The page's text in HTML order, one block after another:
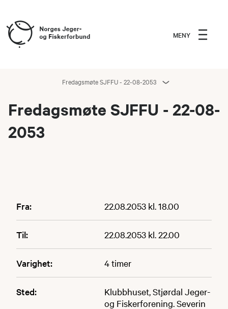
MENY
Fredagsmøte SJFFU - 22-08-2053
Fredagsmøte SJFFU - 22-08-
2053
Fra: 22.08.2053 kl. 18.00
Til: 22.08.2053 kl. 22.00
Varighet: 4 timer
Sted:
Klubbhuset, Stjørdal Jeger-
og Fiskerforening. Severin